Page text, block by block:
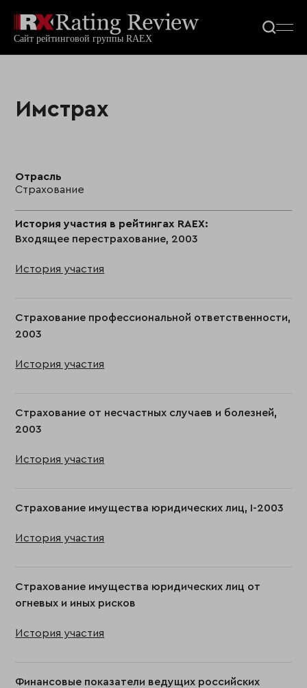
Имстрах
Отрасль
Страхование
История участия в рейтингах RAEX:
Входящее перестрахование, 2003
История участия
Страхование профессиональной ответственности,
2003
История участия
Страхование от несчастных случаев и болезней,
2003
История участия
Страхование имущества юридических лиц, I-2003
История участия
Страхование имущества юридических лиц от
огневых и иных рисков
История участия
Финансовые показатели ведущих российских